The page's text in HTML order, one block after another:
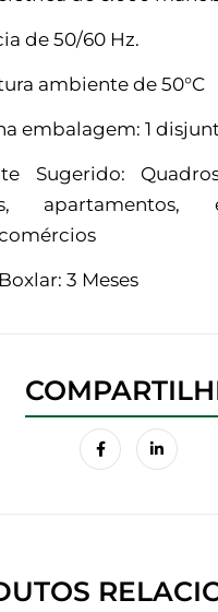
de 50/60 Hz.
ambiente de 50°C
embalagem: 1
Sugerido:
apartamentos,
3 Meses